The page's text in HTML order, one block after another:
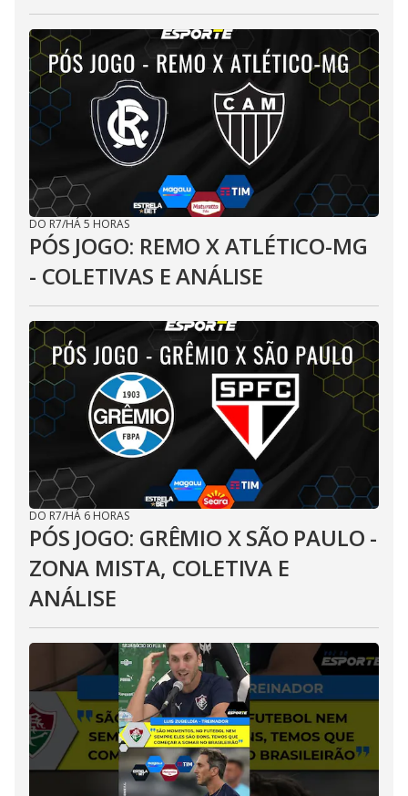
DO R7/HÁ 5 HORAS
PÓS JOGO: REMO X ATLÉTICO-MG
- COLETIVAS E ANÁLISE
DO R7/HÁ 6 HORAS
PÓS JOGO: GRÊMIO X SÃO PAULO -
ZONA MISTA, COLETIVA E
ANÁLISE